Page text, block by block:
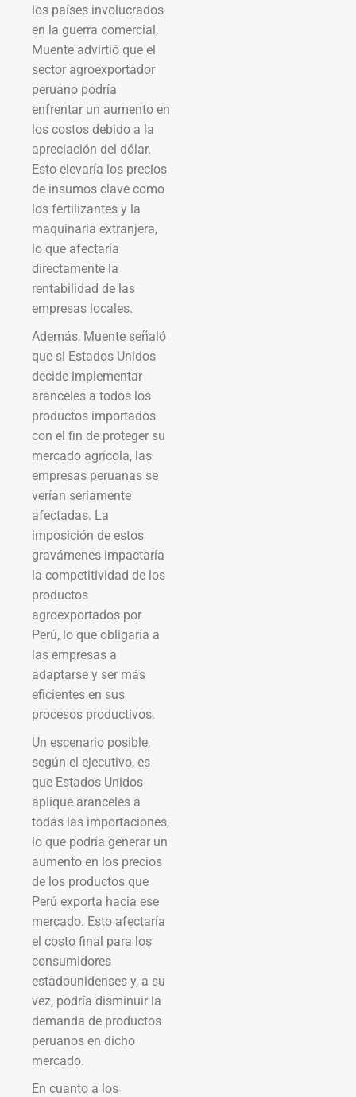
los países involucrados
en la guerra comercial,
Muente advirtió que el
sector agroexportador
peruano podría
enfrentar un aumento en
los costos debido a la
apreciación del dólar.
Esto elevaría los precios
de insumos clave como
los fertilizantes y la
maquinaria extranjera,
lo que afectaría
directamente la
rentabilidad de las
empresas locales.
Además, Muente señaló
que si Estados Unidos
decide implementar
aranceles a todos los
productos importados
con el fin de proteger su
mercado agrícola, las
empresas peruanas se
verían seriamente
afectadas. La
imposición de estos
gravámenes impactaría
la competitividad de los
productos
agroexportados por
Perú, lo que obligaría a
las empresas a
adaptarse y ser más
eficientes en sus
procesos productivos.
Un escenario posible,
según el ejecutivo, es
que Estados Unidos
aplique aranceles a
todas las importaciones,
lo que podría generar un
aumento en los precios
de los productos que
Perú exporta hacia ese
mercado. Esto afectaría
el costo final para los
consumidores
estadounidenses y, a su
vez, podría disminuir la
demanda de productos
peruanos en dicho
mercado.
En cuanto a los